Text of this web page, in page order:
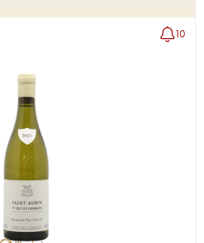
10